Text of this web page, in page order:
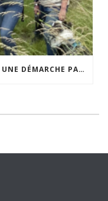
VISITE PARTAGÉE À WALCOURT : UNE DÉMARCHE PARTICIPATIVE ANIMÉE PAR ESPACE ENVIRONNEMENT